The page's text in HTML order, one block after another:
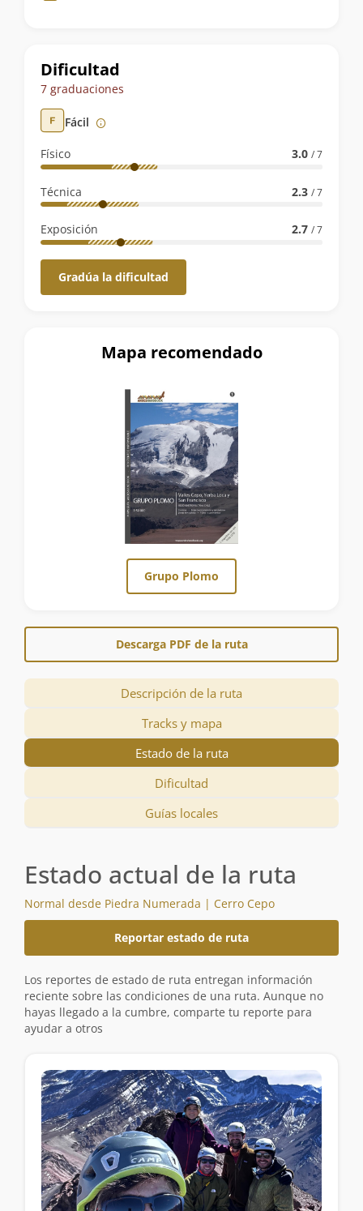
de
ruta
Dificultad
7 graduaciones
Fácil
Físico 3.0 / 7
Técnica 2.3 / 7
Exposición 2.7 / 7
Gradúa la dificultad
Mapa recomendado
Grupo Plomo
Descarga PDF de la ruta
Descripción de la ruta
Tracks y mapa
Estado de la ruta
Dificultad
Guías locales
Estado actual de la ruta
Normal desde Piedra Numerada | Cerro Cepo
Reportar estado de ruta
Los reportes de estado de ruta entregan información
reciente sobre las condiciones de una ruta. Aunque no
hayas llegado a la cumbre, comparte tu reporte para
ayudar a otros